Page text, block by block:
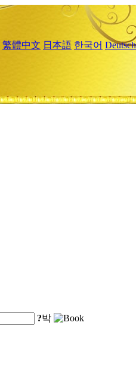
繁體中文 日本語 한국어 Deutsch
?박